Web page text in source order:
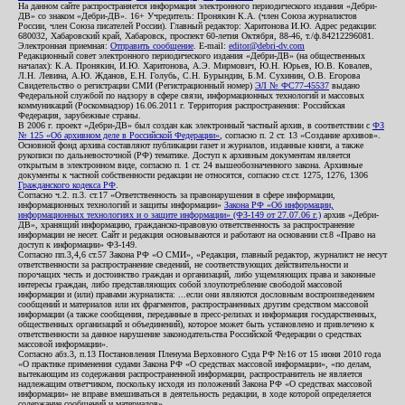
На данном сайте распространяется информация электронного периодического издания «Дебри-
ДВ» со знаком «Дебри-ДВ». 16+ Учредитель: Пронякин К.А. (член Союза журналистов
России, член Союза писателей России). Главный редактор: Харитонова И.Ю. Адрес редакции:
680032, Хабаровский край, Хабаровск, проспект 60-летия Октября, 88-46, т./ф.84212296081.
Электронная приемная: Отправить сообщение . E-mail: editor@debri-dv.com
Редакционный совет электронного периодического издания «Дебри-ДВ» (на общественных
началах): К.А. Пронякин, И.Ю. Харитонова, А.Э. Мирмович, Ю.Н. Юрьев, Ю.В. Ковалев,
Л.Н. Левина, А.Ю. Жданов, Е.Н. Голубь, С.Н. Бурындин, Б.М. Сухинин, О.В. Егорова
Свидетельство о регистрации СМИ (Регистрационный номер) ЭЛ № ФС77-45537 выдано
Федеральной службой по надзору в сфере связи, информационных технологий и массовых
коммуникаций (Роскомнадзор) 16.06.2011 г. Территория распространения: Российская
Федерация, зарубежные страны.
В 2006 г. проект «Дебри-ДВ» был создан как электронный частный архив, в соответствии с ФЗ
№ 125 «Об архивном деле в Российской Федерации» , согласно п. 2 ст. 13 «Создание архивов».
Основной фонд архива составляют публикации газет и журналов, изданные книги, а также
рукописи по дальневосточной (РФ) тематике. Доступ к архивным документам является
открытым в электронном виде, согласно п. 1 ст. 24 вышеобозначенного закона. Архивные
документы к частной собственности редакции не относятся, согласно ст.ст. 1275, 1276, 1306
Гражданского кодекса РФ
Согласно ч.2. п.3. ст.17 «Ответственность за правонарушения в сфере информации,
информационных технологий и защиты информации» Закона РФ «Об информации,
информационных технологиях и о защите информации» (ФЗ-149 от 27.07.06 г.) архив «Дебри-
ДВ», хранящий информацию, гражданско-правовую ответственность за распространение
информации не несет. Сайт и редакция основываются и работают на основании ст.8 «Право на
доступ к информации» ФЗ-149.
Согласно пп.3,4,6 ст.57 Закона РФ «О СМИ», «Редакция, главный редактор, журналист не несут
ответственности за распространение сведений, не соответствующих действительности и
порочащих честь и достоинство граждан и организаций, либо ущемляющих права и законные
интересы граждан, либо представляющих собой злоупотребление свободой массовой
информации и (или) правами журналиста: ...если они являются дословным воспроизведением
сообщений и материалов или их фрагментов, распространенных другим средством массовой
информации (а также сообщения, переданные в пресс-релизах и информация государственных,
общественных организаций и объединений), которое может быть установлено и привлечено к
ответственности за данное нарушение законодательства Российской Федерации о средствах
массовой информации».
Согласно абз.3, п.13 Постановления Пленума Верховного Суда РФ №16 от 15 июня 2010 года
«О практике применения судами Закона РФ «О средствах массовой информации», «по делам,
вытекающим из содержания распространенной информации, распространитель не является
надлежащим ответчиком, поскольку исходя из положений Закона РФ «О средствах массовой
информации» не вправе вмешиваться в деятельность редакции, в ходе которой определяется